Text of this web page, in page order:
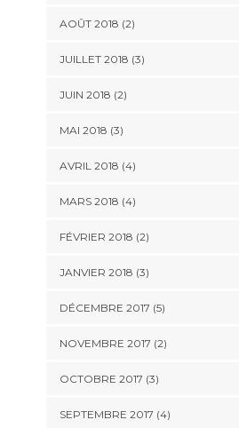
AOÛT 2018 (2)
JUILLET 2018 (3)
JUIN 2018 (2)
MAI 2018 (3)
AVRIL 2018 (4)
MARS 2018 (4)
FÉVRIER 2018 (2)
JANVIER 2018 (3)
DÉCEMBRE 2017 (5)
NOVEMBRE 2017 (2)
OCTOBRE 2017 (3)
SEPTEMBRE 2017 (4)